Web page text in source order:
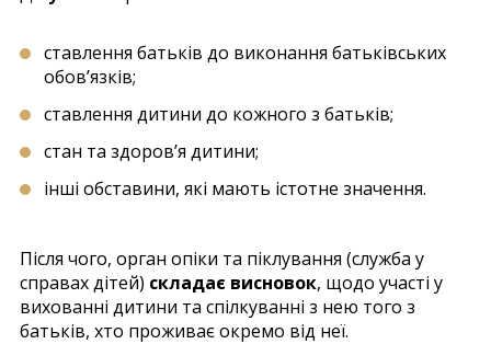
ставлення батьків до виконання батьківських
обов’язків;
ставлення дитини до кожного з батьків;
стан та здоров’я дитини;
інші обставини, які мають істотне значення.
Після чого, орган опіки та піклування (служба у
справах дітей) складає висновок, щодо участі у
вихованні дитини та спілкуванні з нею того з
батьків, хто проживає окремо від неї.